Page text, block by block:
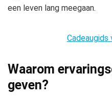
een leven lang meegaan.
Cadeaugids
Waarom
geven?